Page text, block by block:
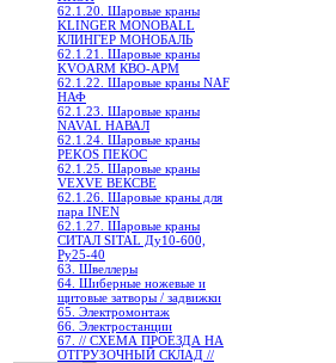
62.1.20. Шаровые краны
KLINGER MONOBALL
КЛИНГЕР МОНОБАЛЬ
62.1.21. Шаровые краны
KVOARM КВО-АРМ
62.1.22. Шаровые краны NAF
НАФ
62.1.23. Шаровые краны
NAVAL НАВАЛ
62.1.24. Шаровые краны
PEKOS ПЕКОС
62.1.25. Шаровые краны
VEXVE ВЕКСВЕ
62.1.26. Шаровые краны для
пара INEN
62.1.27. Шаровые краны
СИТАЛ SITAL Ду10-600,
Ру25-40
63. Швеллеры
64. Шиберные ножевые и
щитовые затворы / задвижки
65. Электромонтаж
66. Электростанции
67. // СХЕМА ПРОЕЗДА НА
ОТГРУЗОЧНЫЙ СКЛАД //